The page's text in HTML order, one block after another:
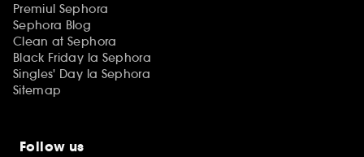
Premiul Sephora
Sephora Blog
Clean at Sephora
Black Friday la Sephora
Singles' Day la Sephora
Sitemap
Follow us